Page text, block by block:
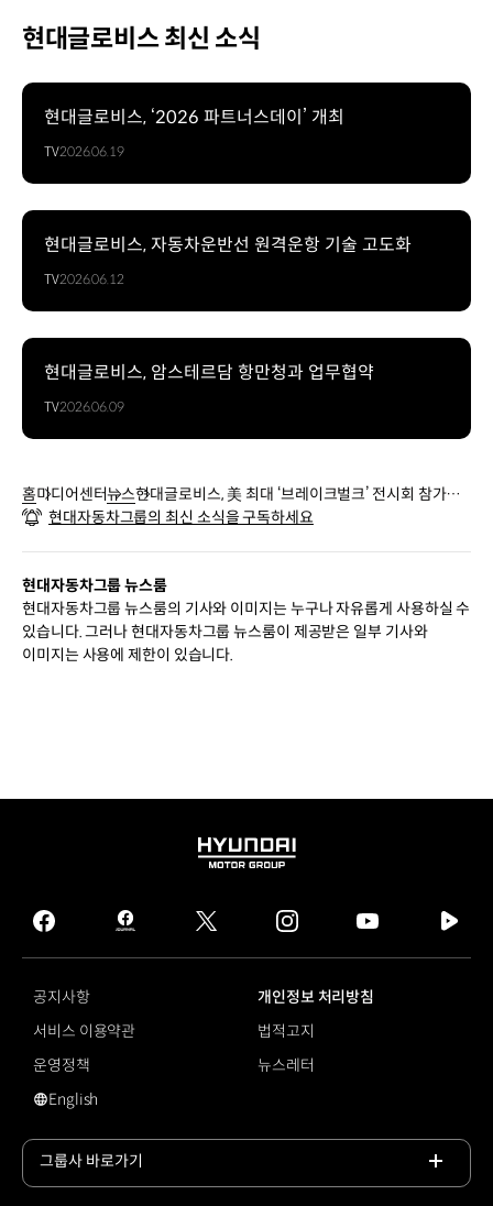
현대글로비스 최신 소식
현대글로비스, ‘2026 파트너스데이’ 개최
TV2026.06.19
현대글로비스, 자동차운반선 원격운항 기술 고도화
TV2026.06.12
현대글로비스, 암스테르담 항만청과 업무협약
TV2026.06.09
홈미디어센터뉴스현대글로비스, 美 최대 ‘브레이크벌크’ 전시회 참가…
해운 경쟁력 알린다
현대자동차그룹의 최신 소식을 구독하세요
현대자동차그룹 뉴스룸
현대자동차그룹 뉴스룸의 기사와 이미지는 누구나 자유롭게 사용하실 수
있습니다. 그러나 현대자동차그룹 뉴스룸이 제공받은 일부 기사와
이미지는 사용에 제한이 있습니다.
HYUNDAI
GROUP
facebook
hmg
journal
twitter instagram
tv
공지사항
개인정보 처리방침
서비스 이용약관
법적고지
운영정책
뉴스레터
영문 사이트로 이동
English
그룹사 바로가기